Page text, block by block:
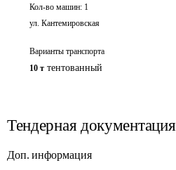
Кол-во машин: 1
ул. Кантемировская
Варианты транспорта
10 т тентованный
Тендерная документация
Доп. информация